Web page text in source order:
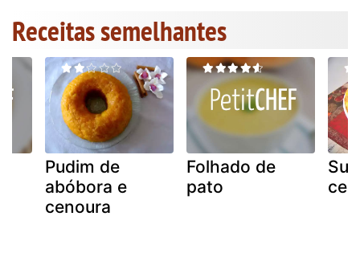
Receitas semelhantes
Pudim de
abóbora e
cenoura
Folhado de
pato